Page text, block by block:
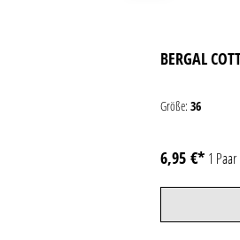
BERGAL
Größe: 36
6,95 €* 1 Paar